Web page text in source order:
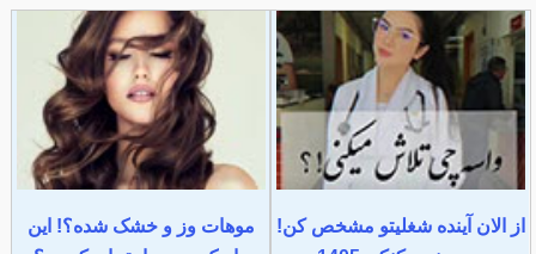
از الان آینده شغلیتو مشخص کن!
موهات وز و خشک شده؟! این